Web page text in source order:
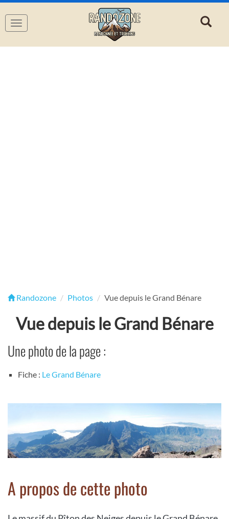
Navigation
Randozone Photos Vue depuis le Grand Bénare
Vue depuis le Grand Bénare
Une photo de la page :
Fiche : Le Grand Bénare
A propos de cette photo